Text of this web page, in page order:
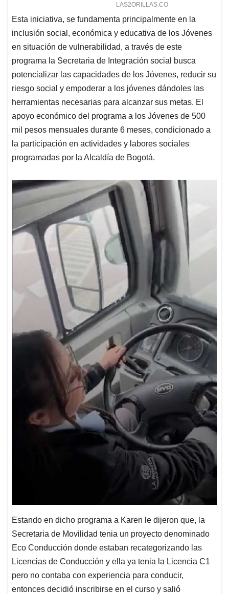
Esta iniciativa, se fundamenta principalmente en la
inclusión social, económica y educativa de los Jóvenes
en situación de vulnerabilidad, a través de este
programa la Secretaria de Integración social busca
potencializar las capacidades de los Jóvenes, reducir su
riesgo social y empoderar a los jóvenes dándoles las
herramientas necesarias para alcanzar sus metas. El
apoyo económico del programa a los Jóvenes de 500
mil pesos mensuales durante 6 meses, condicionado a
la participación en actividades y labores sociales
programadas por la Alcaldía de Bogotá.
Estando en dicho programa a Karen le dijeron que, la
Secretaria de Movilidad tenia un proyecto denominado
Eco Conducción donde estaban recategorizando las
Licencias de Conducción y ella ya tenia la Licencia C1
pero no contaba con experiencia para conducir,
entonces decidió inscribirse en el curso y salió